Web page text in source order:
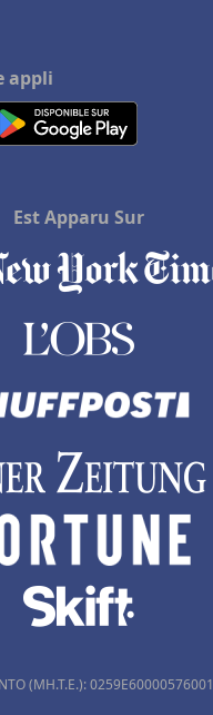
appli
Est Apparu Sur
(MH.T.E.): 0259Ε60000576001